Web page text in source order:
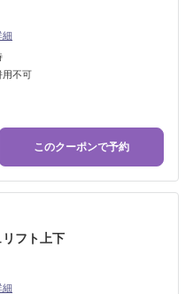
細
用不可
このクーポンで予約
リフト上下
細